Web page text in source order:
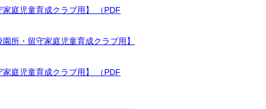
庭児童育成クラブ用】 （PDF
所・留守家庭児童育成クラブ用】
庭児童育成クラブ用】 （PDF